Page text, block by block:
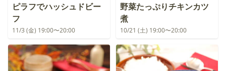
ピラフでハッシュドビー
フ
11/3 (金) 19:00〜20:00
野菜たっぷりチキンカツ
煮
10/21 (土) 19:00〜20:00